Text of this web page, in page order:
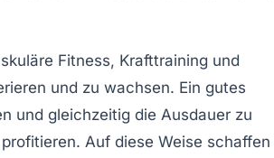
Fitness, Krafttraining und
und zu wachsen. Ein gutes
und gleichzeitig die Ausdauer zu
Auf diese Weise schaffen